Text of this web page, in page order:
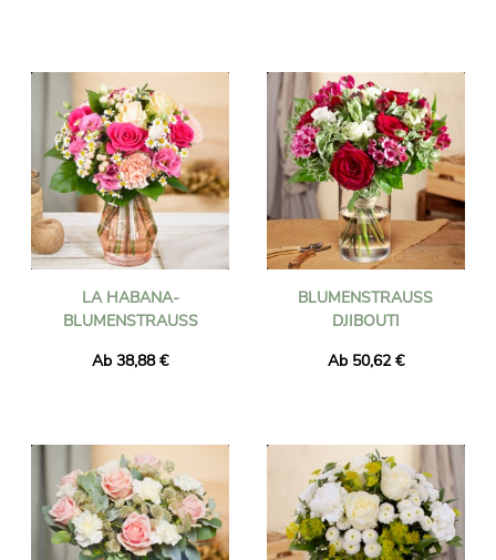
LA HABANA-
BLUMENSTRAUSS
Ab 38,88 €
BLUMENSTRAUSS D
JIBOUTI
Ab 50,62 €